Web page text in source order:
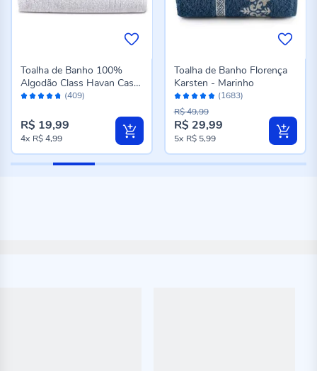
Avaliação: (409)
Toalha de Banho 100%
Algodão Class Havan Casa
- Branco
R$ 19,99
4x R$ 4,99
Avaliação:
96%
(1683)
Toalha de Banho Florença
Karsten - Marinho
Preço
especial
R$ 29,99
R$ 49,99
5x R$ 5,99